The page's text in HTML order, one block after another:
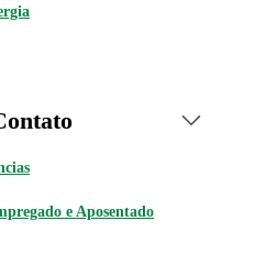
e Aposentado